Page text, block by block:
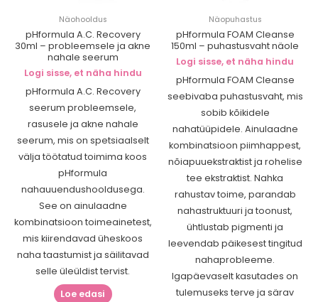
Näohooldus
pHformula A.C. Recovery
30ml – probleemsele ja akne
nahale seerum
Logi sisse, et näha hindu
pHformula A.C. Recovery
seerum probleemsele,
rasusele ja akne nahale
seerum, mis on spetsiaalselt
välja töötatud toimima koos
pHformula
nahauuendushooldusega.
See on ainulaadne
kombinatsioon toimeainetest,
mis kiirendavad üheskoos
naha taastumist ja säilitavad
selle üleüldist tervist.
Loe edasi
Näopuhastus
pHformula FOAM Cleanse
150ml – puhastusvaht näole
Logi sisse, et näha hindu
pHformula FOAM Cleanse
seebivaba puhastusvaht, mis
sobib kõikidele
nahatüüpidele. Ainulaadne
kombinatsioon piimhappest,
nõiapuuekstraktist ja rohelise
tee ekstraktist. Nahka
rahustav toime, parandab
nahastruktuuri ja toonust,
ühtlustab pigmenti ja
leevendab päikesest tingitud
nahaprobleeme.
Igapäevaselt kasutades on
tulemuseks terve ja särav